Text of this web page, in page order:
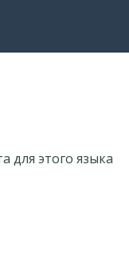
для этого языка